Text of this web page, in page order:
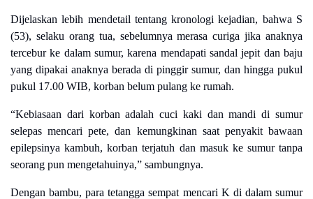
Dijelaskan lebih mendetail tentang kronologi kejadian, bahwa S
(53), selaku orang tua, sebelumnya merasa curiga jika anaknya
tercebur ke dalam sumur, karena mendapati sandal jepit dan baju
yang dipakai anaknya berada di pinggir sumur, dan hingga pukul
pukul 17.00 WIB, korban belum pulang ke rumah.
“Kebiasaan dari korban adalah cuci kaki dan mandi di sumur
selepas mencari pete, dan kemungkinan saat penyakit bawaan
epilepsinya kambuh, korban terjatuh dan masuk ke sumur tanpa
seorang pun mengetahuinya,” sambungnya.
Dengan bambu, para tetangga sempat mencari K di dalam sumur